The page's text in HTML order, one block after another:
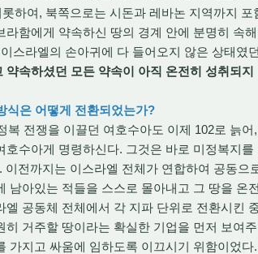
하여, 북쪽으로는 시돈과 레바논 지역까지
라함에게 약속하신 땅의 경계 안에 분명히 속
스라엘의 손아귀에 다 들어오지 않은 상태였
약속하셨던 모든 약속이 아직 온전히 성취되
식은 어떻게 전환되었는가?
복 전쟁을 이끌던 여호수아도 이제 102로 늙
호수아게 명령하신다. 그것은 바로 미정복지
이전까지는 이스라엘 전체가 연합하여 공동
남아있는 적들을 스스로 몰아내고 그 땅을 온
엘 공동체 전체에서 각 지파 단위로 전환시킨
히 거주할 땅이라는 확실한 기업을 먼저 보여
가지고 싸움에 임하도록 이끄시기 위함이었